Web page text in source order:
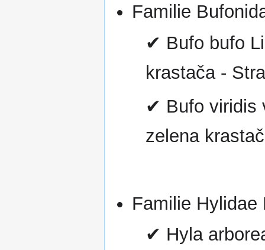
Familie
✔ Bufo bufo
krastača -
✔ Bufo viridis
zelena
Familie Hylidae
✔ Hyla